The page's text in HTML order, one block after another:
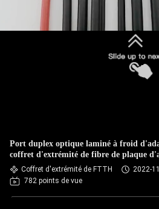
Port duplex optique laminé à froid
coffret d'extrémité de fibre de plaque
Coffret d'extrémité de FTTH
2022-
782 points de vue